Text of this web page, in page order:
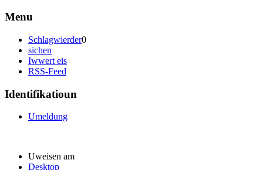
Menu
Schlagwierder0
sichen
Iwwert eis
RSS-Feed
Identifikatioun
Umeldung
Uweisen am
Desktop